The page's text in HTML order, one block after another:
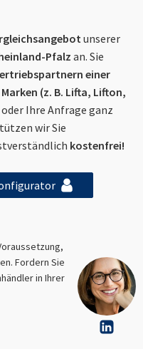
unserer
Pfalzan. Sie
einer
(z. B. Lifta, Lifton,
Ihre Anfrage ganz
wir Sie
kostenfrei!
Fordern Sie
in Ihrer